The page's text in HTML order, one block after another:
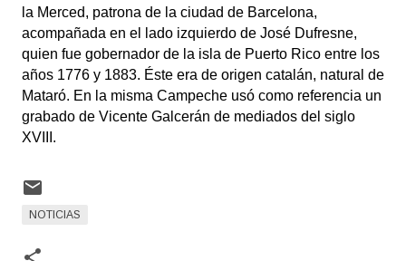
la Merced, patrona de la ciudad de Barcelona,
acompañada en el lado izquierdo de José Dufresne,
quien fue gobernador de la isla de Puerto Rico entre los
años 1776 y 1883. Éste era de origen catalán, natural de
Mataró. En la misma Campeche usó como referencia un
grabado de Vicente Galcerán de mediados del siglo
XVIII.
NOTICIAS